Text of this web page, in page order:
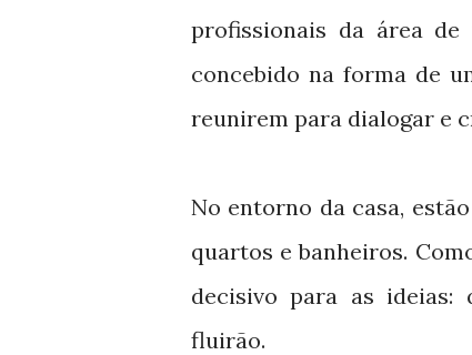
profissionais da área de
concebido na forma de
reunirem para dialogar e
No entorno da casa,
quartos e banheiros.
decisivo para as
fluirão.